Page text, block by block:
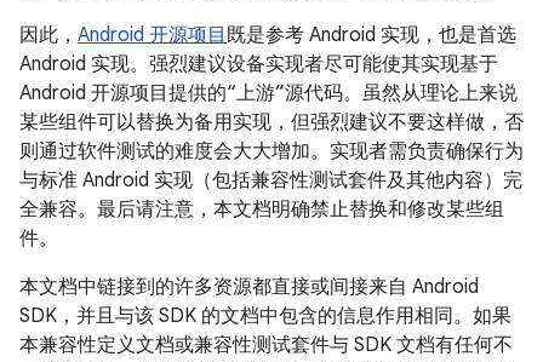
因此， Android 开源项目 既是参考 Android 实现，也是首选
Android 实现。强烈建议设备实现者尽可能使其实现基于
Android 开源项目提供的“上游”源代码。虽然从理论上来说
某些组件可以替换为备用实现，但强烈建议不要这样做，否
则通过软件测试的难度会大大增加。实现者需负责确保行为
与标准 Android 实现（包括兼容性测试套件及其他内容）完
全兼容。最后请注意，本文档明确禁止替换和修改某些组
件。
本文档中链接到的许多资源都直接或间接来自 Android
SDK，并且与该 SDK 的文档中包含的信息作用相同。如果
本兼容性定义文档或兼容性测试套件与 SDK 文档有任何不